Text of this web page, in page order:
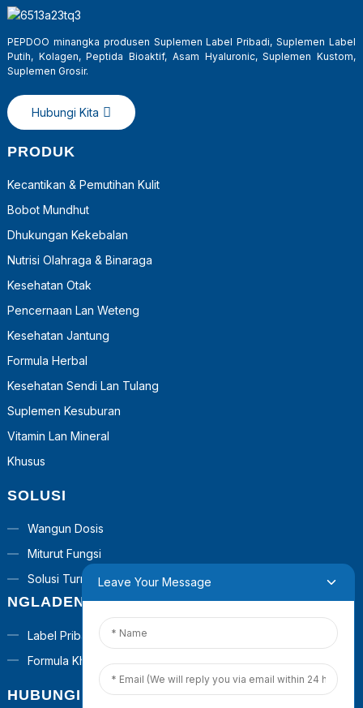
PEPDOO minangka produsen Suplemen Label Pribadi, Suplemen Label
Putih, Kolagen, Peptida Bioaktif, Asam Hyaluronic, Suplemen Kustom,
Suplemen Grosir.
Hubungi Kita
PRODUK
Kecantikan & Pemutihan Kulit
Bobot Mundhut
Dhukungan Kekebalan
Nutrisi Olahraga & Binaraga
Kesehatan Otak
Pencernaan Lan Weteng
Kesehatan Jantung
Formula Herbal
Kesehatan Sendi Lan Tulang
Suplemen Kesuburan
Vitamin Lan Mineral
Khusus
SOLUSI
Wangun Dosis
Miturut Fungsi
Solusi Turnkey
NGLADENI
Label Pribadi
Formula Khusus
HUBUNGI KITA
Leave Your Message